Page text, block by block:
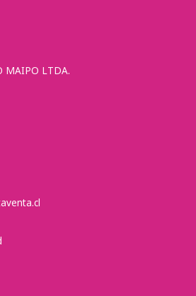
MAIPO LTDA.